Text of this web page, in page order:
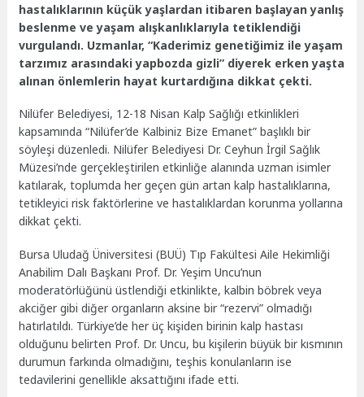
hastalıklarının küçük yaşlardan itibaren başlayan yanlış
beslenme ve yaşam alışkanlıklarıyla tetiklendiği
vurgulandı. Uzmanlar, “Kaderimiz genetiğimiz ile yaşam
tarzımız arasındaki yapbozda gizli” diyerek erken yaşta
alınan önlemlerin hayat kurtardığına dikkat çekti.
Nilüfer Belediyesi, 12-18 Nisan Kalp Sağlığı etkinlikleri
kapsamında “Nilüfer’de Kalbiniz Bize Emanet” başlıklı bir
söyleşi düzenledi. Nilüfer Belediyesi Dr. Ceyhun İrgil Sağlık
Müzesi’nde gerçekleştirilen etkinliğe alanında uzman isimler
katılarak, toplumda her geçen gün artan kalp hastalıklarına,
tetikleyici risk faktörlerine ve hastalıklardan korunma yollarına
dikkat çekti.
Bursa Uludağ Üniversitesi (BUÜ) Tıp Fakültesi Aile Hekimliği
Anabilim Dalı Başkanı Prof. Dr. Yeşim Uncu’nun
moderatörlüğünü üstlendiği etkinlikte, kalbin böbrek veya
akciğer gibi diğer organların aksine bir “rezervi” olmadığı
hatırlatıldı. Türkiye’de her üç kişiden birinin kalp hastası
olduğunu belirten Prof. Dr. Uncu, bu kişilerin büyük bir kısmının
durumun farkında olmadığını, teşhis konulanların ise
tedavilerini genellikle aksattığını ifade etti.